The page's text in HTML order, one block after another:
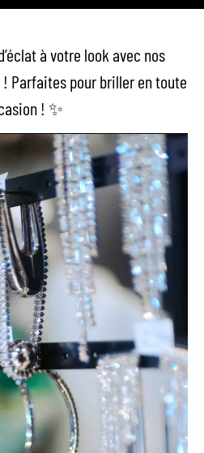
à votre look avec nos
! Parfaites pour briller en toute
! ✨